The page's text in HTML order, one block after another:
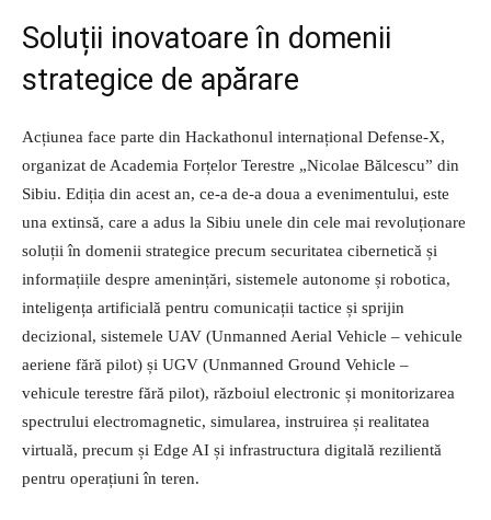
Soluții inovatoare în domenii
strategice de apărare
Acțiunea face parte din Hackathonul internațional Defense-X,
organizat de Academia Forțelor Terestre „Nicolae Bălcescu” din
Sibiu. Ediția din acest an, ce-a de-a doua a evenimentului, este
una extinsă, care a adus la Sibiu unele din cele mai revoluționare
soluții în domenii strategice precum securitatea cibernetică și
informațiile despre amenințări, sistemele autonome și robotica,
inteligența artificială pentru comunicații tactice și sprijin
decizional, sistemele UAV (Unmanned Aerial Vehicle – vehicule
aeriene fără pilot) și UGV (Unmanned Ground Vehicle –
vehicule terestre fără pilot), războiul electronic și monitorizarea
spectrului electromagnetic, simularea, instruirea și realitatea
virtuală, precum și Edge AI și infrastructura digitală rezilientă
pentru operațiuni în teren.